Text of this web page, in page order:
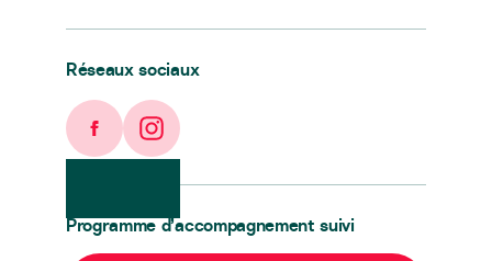
Réseaux sociaux
FacebookInstagram
Programme d’accompagnement suivi